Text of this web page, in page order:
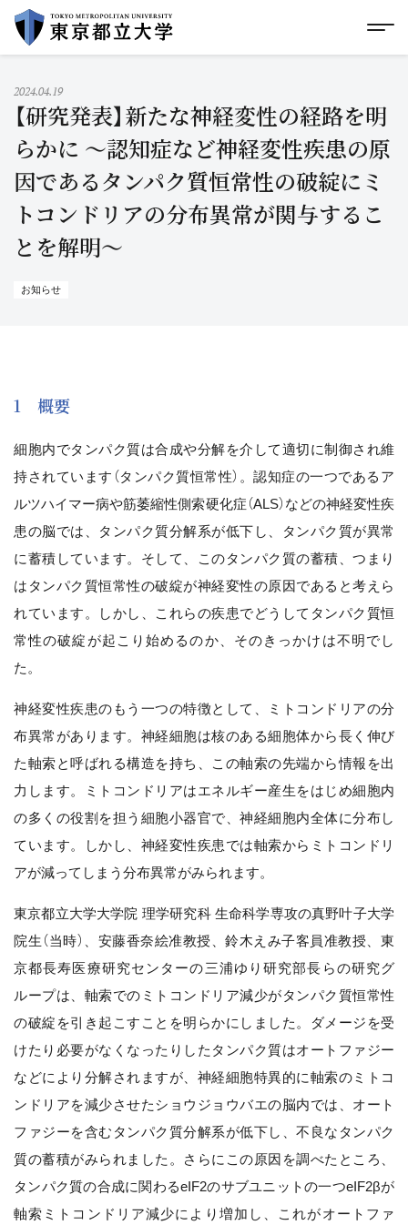
イ
グローバルメニューにスキップ メ
2024.04.19
【研究発表】新たな神経変性の経路を明
らかに ～認知症など神経変性疾患の原
因であるタンパク質恒常性の破綻にミ
トコンドリアの分布異常が関与するこ
とを解明～
お知らせ
1 概要
細胞内でタンパク質は合成や分解を介して適切に制御され維
持されています（タンパク質恒常性）。認知症の一つであるア
ルツハイマー病や筋萎縮性側索硬化症（ALS）などの神経変性疾
患の脳では、タンパク質分解系が低下し、タンパク質が異常
に蓄積しています。そして、このタンパク質の蓄積、つまり
はタンパク質恒常性の破綻が神経変性の原因であると考えら
れています。しかし、これらの疾患でどうしてタンパク質恒
常性の破綻が起こり始めるのか、そのきっかけは不明でし
た。
神経変性疾患のもう一つの特徴として、ミトコンドリアの分
布異常があります。神経細胞は核のある細胞体から長く伸び
た軸索と呼ばれる構造を持ち、この軸索の先端から情報を出
力します。ミトコンドリアはエネルギー産生をはじめ細胞内
の多くの役割を担う細胞小器官で、神経細胞内全体に分布し
ています。しかし、神経変性疾患では軸索からミトコンドリ
アが減ってしまう分布異常がみられます。
東京都立大学大学院 理学研究科 生命科学専攻の真野叶子大学
院生（当時）、安藤香奈絵准教授、鈴木えみ子客員准教授、東
京都長寿医療研究センターの三浦ゆり研究部長らの研究グ
ループは、軸索でのミトコンドリア減少がタンパク質恒常性
の破綻を引き起こすことを明らかにしました。ダメージを受
けたり必要がなくなったりしたタンパク質はオートファジー
などにより分解されますが、神経細胞特異的に軸索のミトコ
ンドリアを減少させたショウジョウバエの脳内では、オート
ファジーを含むタンパク質分解系が低下し、不良なタンパク
質の蓄積がみられました。さらにこの原因を調べたところ、
タンパク質の合成に関わるeIF2のサブユニットの一つeIF2βが
軸索ミトコンドリア減少により増加し、これがオートファ